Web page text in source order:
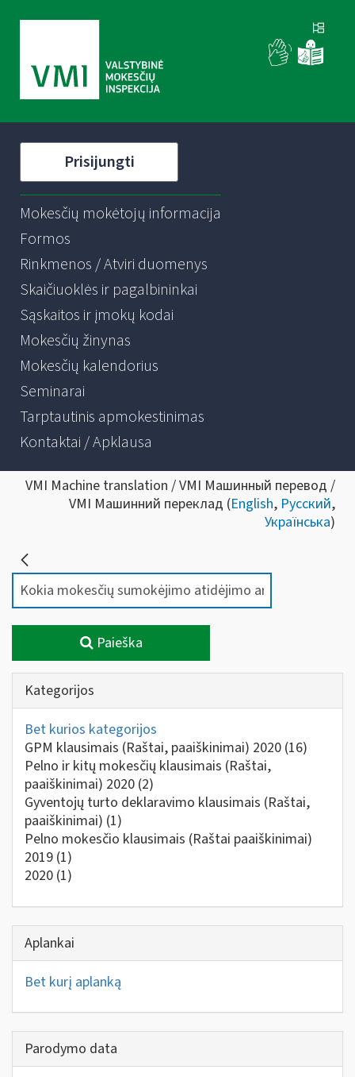
Prisijungti
Mokesčių mokėtojų informacija
Formos
Rinkmenos / Atviri duomenys
Skaičiuoklės ir pagalbininkai
Sąskaitos ir įmokų kodai
Mokesčių žinynas
Mokesčių kalendorius
Seminarai
Tarptautinis apmokestinimas
Kontaktai / Apklausa
VMI Machine translation / VMI Машинный перевод /
VMI Машинний переклад (English, Русский,
Українська)
Paieška
Kategorijos
Bet kurios kategorijos
GPM klausimais (Raštai, paaiškinimai) 2020 (16)
Pelno ir kitų mokesčių klausimais (Raštai,
paaiškinimai) 2020 (2)
Gyventojų turto deklaravimo klausimais (Raštai,
paaiškinimai) (1)
Pelno mokesčio klausimais (Raštai paaiškinimai)
2019 (1)
2020 (1)
Aplankai
Bet kurį aplanką
Parodymo data